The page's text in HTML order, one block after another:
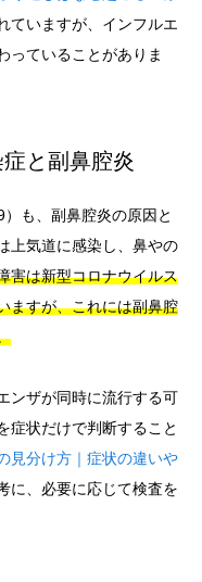
ていますが、インフルエ
っていることがありま
と副鼻腔炎
も、副鼻腔炎の原因と
上気道に感染し、鼻やの
害は新型コロナウイルス
ますが、これには副鼻腔
ンザが同時に流行する可
症状だけで判断すること
見分け方｜症状の違いや
に、必要に応じて検査を